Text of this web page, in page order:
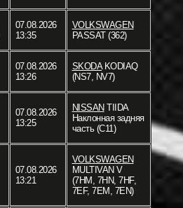
07.08.2026
13:35
VOLKSWAGEN
PASSAT (362)
07.08.2026
13:26
SKODAKODIAQ
(NS7, NV7)
07.08.2026
13:25
NISSAN TIIDA
Наклонная задняя
часть (C11)
07.08.2026
13:21
VOLKSWAGEN
MULTIVAN V
(7HM, 7HN, 7HF,
7EF, 7EM, 7EN)